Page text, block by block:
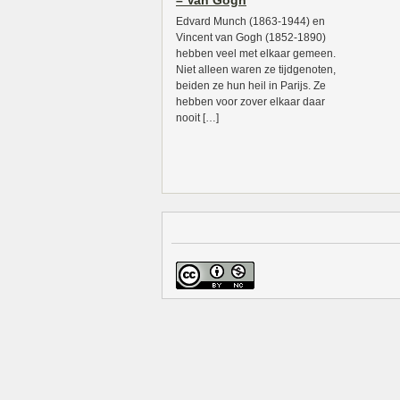
Edvard Munch (1863-1944) en
Vincent van Gogh (1852-1890)
hebben veel met elkaar gemeen.
Niet alleen waren ze tijdgenoten,
beiden ze hun heil in Parijs. Ze
hebben voor zover elkaar daar
nooit […]